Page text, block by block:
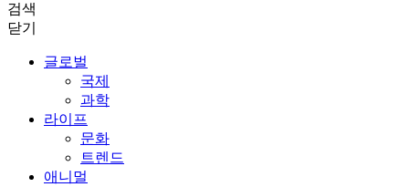
검색
닫기
글로벌
국제
과학
라이프
문화
트렌드
애니멀